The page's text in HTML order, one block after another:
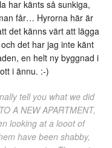
har känts så sunkiga,
får… Hyrorna här är
det känns värt att lägga
det har jag inte känt
en helt ny byggnad i
i ännu. :-)
tell you what we did
A NEW APARTMENT,
looking at a looot of
have been shabby,